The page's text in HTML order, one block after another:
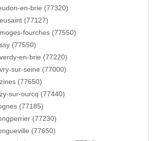
en-brie (77320)
(77127)
fourches (77550)
(77550)
en-brie (77220)
sur-seine (77000)
(77650)
sur-ourcq (77440)
(77185)
(77230)
(77650)